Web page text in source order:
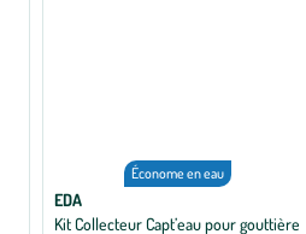
Économe en eau
EDA
Kit Collecteur Capt’eau pour gouttière